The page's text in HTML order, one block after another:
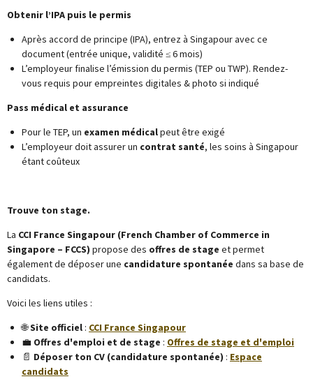
Obtenir l’IPA puis le permis
Après accord de principe (IPA), entrez à Singapour avec ce
document (entrée unique, validité ≤ 6 mois)
L’employeur finalise l’émission du permis (TEP ou TWP). Rendez-
vous requis pour empreintes digitales & photo si indiqué
Pass médical et assurance
Pour le TEP, un examen médicalpeut être exigé
L’employeur doit assurer un contrat santé, les soins à Singapour
étant coûteux
Trouve ton stage.
La CCI France Singapour (French Chamber of Commerce in
Singapore – FCCS) propose des offres de stage et permet
également de déposer une candidature spontanée dans sa base de
candidats.
Voici les liens utiles :
🌐Site officiel : CCI France Singapour
💼 Offres d'emploi et de stage : Offres de stage et d'emploi
📄 Déposer ton CV (candidature spontanée) : Espace
candidats